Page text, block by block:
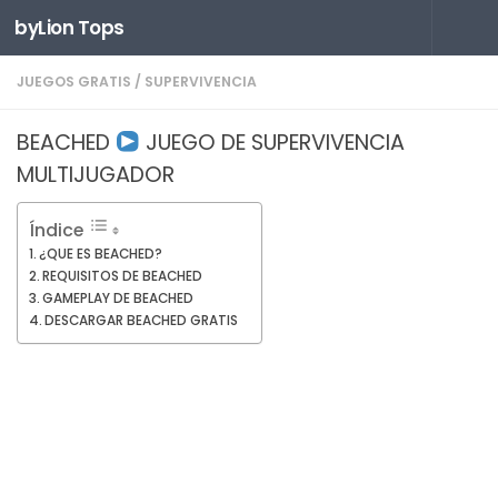
Saltar al contenido
byLion Tops
JUEGOS GRATIS / SUPERVIVENCIA
BEACHED
JUEGO DE SUPERVIVENCIA
MULTIJUGADOR
Índice
¿QUE ES BEACHED?
REQUISITOS DE BEACHED
GAMEPLAY DE BEACHED
DESCARGAR BEACHED GRATIS